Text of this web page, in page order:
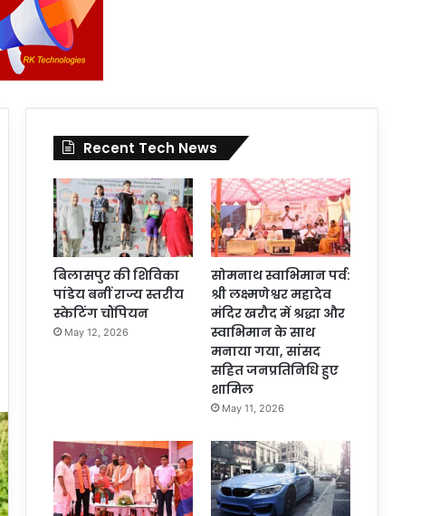
Recent Tech News
बिलासपुर की शिविका
पांडेय बनीं राज्य स्तरीय
स्केटिंग चौंपियन
May 12, 2026
सोमनाथ स्वाभिमान पर्व:
श्री लक्ष्मणेश्वर महादेव
मंदिर खरौद में श्रद्धा और
स्वाभिमान के साथ
मनाया गया, सांसद
सहित जनप्रतिनिधि हुए
शामिल
May 11, 2026